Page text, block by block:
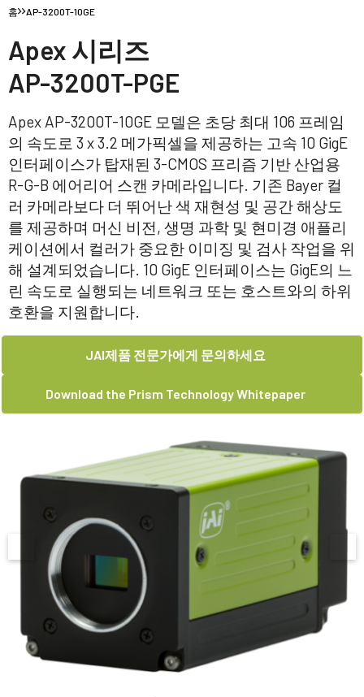
홈 AP-3200T-10GE
Apex 시리즈
AP-3200T-PGE
Apex AP-3200T-10GE 모델은 초당 최대 106 프레임
의 속도로 3 x 3.2 메가픽셀을 제공하는 고속 10 GigE
인터페이스가 탑재된 3-CMOS 프리즘 기반 산업용
R-G-B 에어리어 스캔 카메라입니다. 기존 Bayer 컬
러 카메라보다 더 뛰어난 색 재현성 및 공간 해상도
를 제공하며 머신 비전, 생명 과학 및 현미경 애플리
케이션에서 컬러가 중요한 이미징 및 검사 작업을 위
해 설계되었습니다. 10 GigE 인터페이스는 GigE의 느
린 속도로 실행되는 네트워크 또는 호스트와의 하위
호환을 지원합니다.
JAI제품 전문가에게 문의하세요
Download the Prism Technology Whitepaper